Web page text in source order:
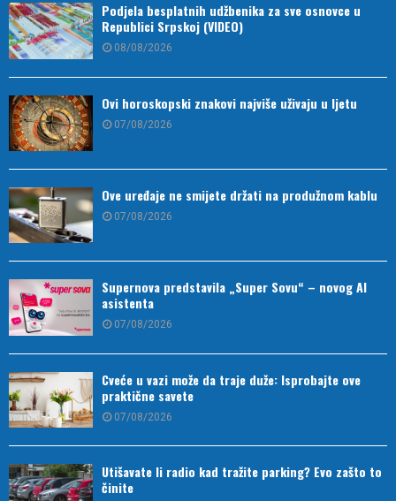
Podjela besplatnih udžbenika za sve osnovce u
Republici Srpskoj (VIDEO)
08/08/2026
Ovi horoskopski znakovi najviše uživaju u ljetu
07/08/2026
Ove uređaje ne smijete držati na produžnom kablu
07/08/2026
Supernova predstavila „Super Sovu“ – novog AI
asistenta
07/08/2026
Cveće u vazi može da traje duže: Isprobajte ove
praktične savete
07/08/2026
Utišavate li radio kad tražite parking? Evo zašto to
činite